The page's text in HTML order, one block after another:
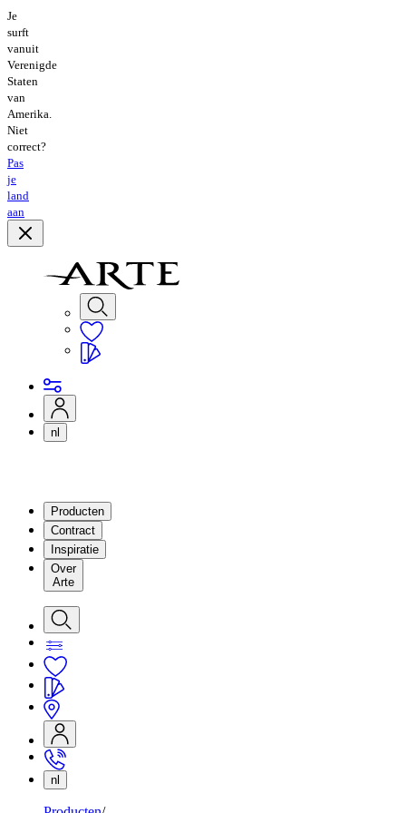
Je
surft
vanuit
Verenigde
Staten
van
Amerika.
Niet
correct?
Pas
je
land
aan
nl
Producten
Contract
Inspiratie
Over
Arte
nl